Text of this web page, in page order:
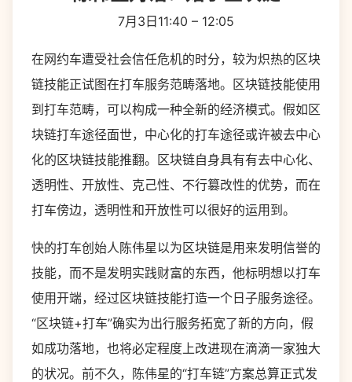
7月3日11:40 – 12:05
在网约车遭受社会信任危机的时分，较为炽热的区块
链技能正试图在打车服务范畴落地。区块链技能使用
到打车范畴，可以构成一种全新的经济模式。假如区
块链打车途径面世，中心化的打车途径或许被去中心
化的区块链技能推翻。区块链自身具有有去中心化、
透明性、开放性、克己性、不行篡改性的优势，而在
打车傍边，透明性和开放性可以很好的运用到。
快的打车创始人陈伟星以为区块链是用来发明信誉的
技能，而不是发明实践财富的东西，他标明想以打车
使用开端，经过区块链技能打造一个日子服务途径。
“区块链+打车”确实为出行服务拓宽了新的方向，假
如成功落地，也将必定程度上改进现在滴滴一家独大
的状况。前不久，陈伟星的“打车链”方案总算正式发